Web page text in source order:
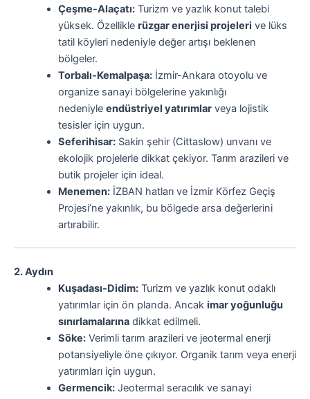
Çeşme-Alaçatı:Turizm ve yazlık konut talebi
yüksek. Özellikle rüzgar enerjisi projeleri ve lüks
tatil köyleri nedeniyle değer artışı beklenen
bölgeler.
Torbalı-Kemalpaşa:İzmir-Ankara otoyolu ve
organize sanayi bölgelerine yakınlığı
nedeniyle endüstriyel yatırımlarveya lojistik
tesisler için uygun.
Seferihisar:Sakin şehir (Cittaslow) unvanı ve
ekolojik projelerle dikkat çekiyor. Tarım arazileri ve
butik projeler için ideal.
Menemen:İZBAN hatları ve İzmir Körfez Geçiş
Projesi’ne yakınlık, bu bölgede arsa değerlerini
artırabilir.
2. Aydın
Kuşadası-Didim:Turizm ve yazlık konut odaklı
yatırımlar için ön planda. Ancak imar yoğunluğu
sınırlamalarınadikkat edilmeli.
Söke:Verimli tarım arazileri ve jeotermal enerji
potansiyeliyle öne çıkıyor. Organik tarım veya enerji
yatırımları için uygun.
Germencik:Jeotermal seracılık ve sanayi